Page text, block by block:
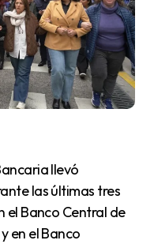
las últimas tres
el Banco Central de
en el Banco